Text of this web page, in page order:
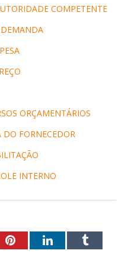
COMPETENTE
ORÇAMENTÁRIOS
FORNECEDOR
INTERNO
PinterestLinkedInTumblr